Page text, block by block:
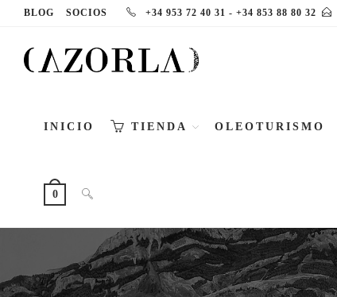
contenido
BLOG SOCIOS +34 953 72 40 31 - +34 853 88 80 32
INICIO TIENDA OLEOTURISMO
0 ALTERNAR
BÚSQUEDA